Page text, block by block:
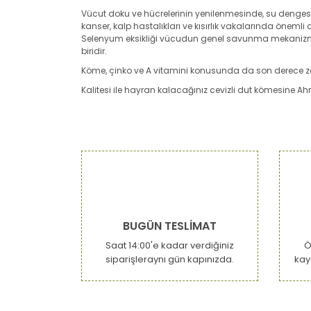
Vücut doku ve hücrelerinin yenilenmesinde, su
kanser, kalp hastalıkları ve kısırlık vakalarında
Selenyum eksikliği vücudun genel savunma
biridir.
Köme, çinko ve A vitamini konusunda da son derece
Kalitesi ile hayran kalacağınız cevizli dut kömesine
Ürün resmi kalitesiz, bozuk veya
Ürün açıklamasında eksik bilgiler bulunuyor.
Ürün bilgilerinde hatalar bulunuyor.
Ürün fiyatı diğer sitelerden daha pahalı.
Bu ürüne benzer farklı alternatifler olmalı.
BUGÜN TESLİMAT
Saat 14:00'e kadar verdiğiniz
siparişleraynı gün kapınızda.